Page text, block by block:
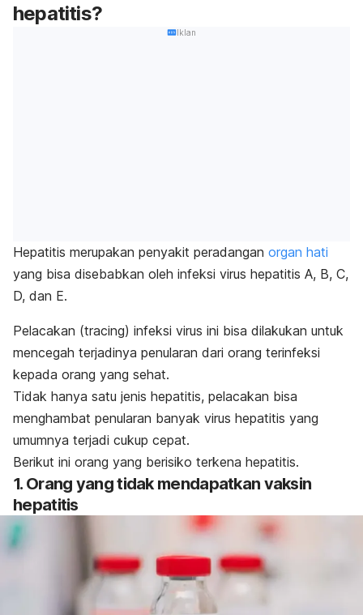
hepatitis?
Iklan
Hepatitis merupakan penyakit peradangan organ hati
yang bisa disebabkan oleh infeksi virus hepatitis A, B, C,
D, dan E.
Pelacakan (tracing) infeksi virus ini bisa dilakukan untuk
mencegah terjadinya penularan dari orang terinfeksi
kepada orang yang sehat.
Tidak hanya satu jenis hepatitis, pelacakan bisa
menghambat penularan banyak virus hepatitis yang
umumnya terjadi cukup cepat.
Berikut ini orang yang berisiko terkena hepatitis.
1. Orang yang tidak mendapatkan vaksin
hepatitis